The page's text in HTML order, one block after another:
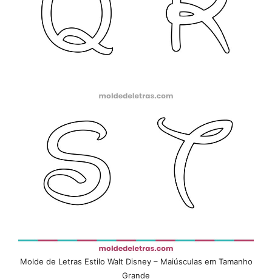
Molde de Letras Estilo Walt Disney – Maiúsculas em Tamanho
Grande